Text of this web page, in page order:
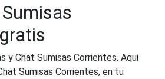
y Chat Sumisas Corrientes. Aqui
Sumisas Corrientes, en tu